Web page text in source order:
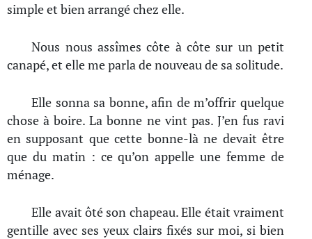
simple et bien arrangé chez elle.
Nous nous assîmes côte à côte sur un petit
canapé, et elle me parla de nouveau de sa solitude.
Elle sonna sa bonne, afin de m’offrir quelque
chose à boire. La bonne ne vint pas. J’en fus ravi
en supposant que cette bonne-là ne devait être
que du matin : ce qu’on appelle une femme de
ménage.
Elle avait ôté son chapeau. Elle était vraiment
gentille avec ses yeux clairs fixés sur moi, si bien